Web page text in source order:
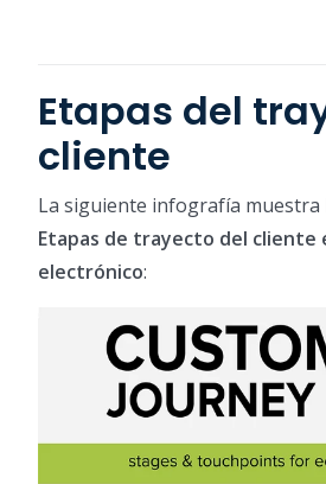
Etapas del
cliente
La siguiente infografía muestra
Etapas de trayecto del cliente
electrónico: